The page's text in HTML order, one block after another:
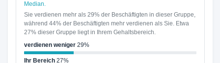
Median.
Sie verdienen mehr als 29% der Beschäftigten in dieser Gruppe,
während 44% der Beschäftigten mehr verdienen als Sie. Etwa
27% dieser Gruppe liegt in Ihrem Gehaltsbereich.
verdienen weniger29%
Ihr Bereich27%